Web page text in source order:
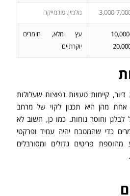
3,000- מלמין, פורמייקה
עץ מלא, חומרים
יוקרתיים
קיימות טעויות נפוצות שעלולות
אחת מהן היא תכנון לקוי של מרחב
לבלגן וחוסר נוחות. כמו כן, חשוב לא
כדי שהמטבח יהיה עמיד ופרקטי
מהוספת פריטים גדולים ומסורבלים